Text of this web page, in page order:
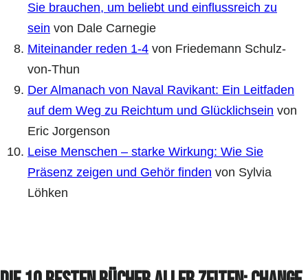
Sie brauchen, um beliebt und einflussreich zu
sein von Dale Carnegie
Miteinander reden 1-4 von Friedemann Schulz-
von-Thun
Der Almanach von Naval Ravikant: Ein Leitfaden
auf dem Weg zu Reichtum und Glücklichsein von
Eric Jorgenson
Leise Menschen – starke Wirkung: Wie Sie
Präsenz zeigen und Gehör finden von Sylvia
Löhken